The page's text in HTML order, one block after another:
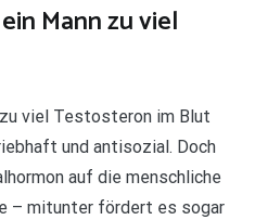
Mann zu viel
viel Testosteron im Blut
und antisozial. Doch
auf die menschliche
– mitunter fördert es sogar